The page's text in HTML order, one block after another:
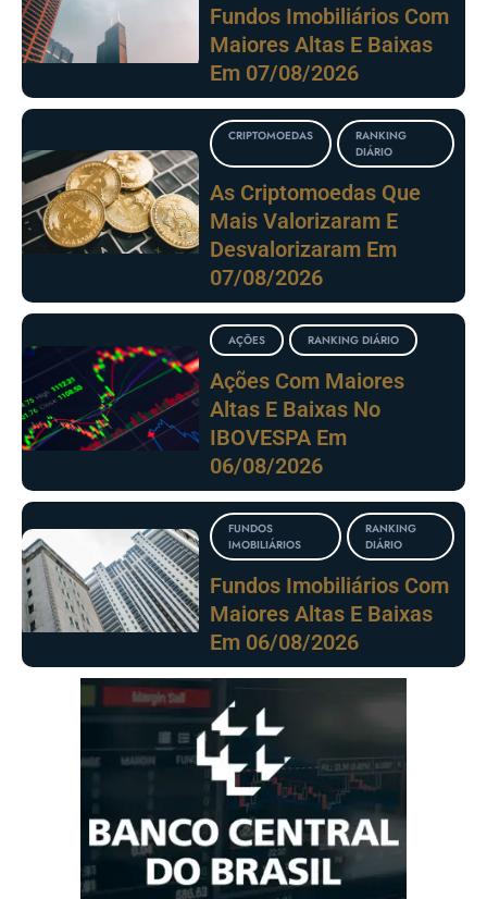
Fundos Imobiliários Com
Maiores Altas E Baixas
Em 07/08/2026
CRIPTOMOEDAS
RANKING
DIÁRIO
As Criptomoedas Que
Mais Valorizaram E
Desvalorizaram Em
07/08/2026
AÇÕES RANKING DIÁRIO
Ações Com Maiores
Altas E Baixas No
IBOVESPA Em
06/08/2026
FUNDOS
IMOBILIÁRIOS
RANKING
DIÁRIO
Fundos Imobiliários Com
Maiores Altas E Baixas
Em 06/08/2026